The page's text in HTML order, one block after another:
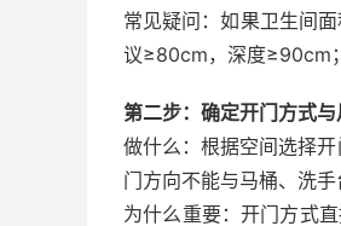
常见疑问：如果卫生间
议≥80cm，深度≥90cm
第二步：确定开门方式与
做什么：根据空间选择
门方向不能与马桶、洗手
为什么重要：开门方式